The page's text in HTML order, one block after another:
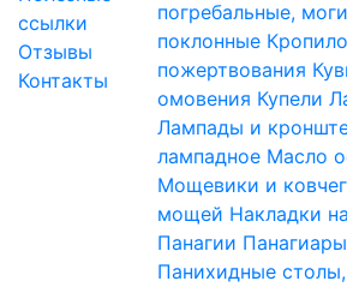
ссылки
Отзывы
Контакты
погребальные,
поклонные Кропило
пожертвования
омовения Купели
Лампады и
лампадное Масло
Мощевики и
мощей Накладки
Панагии Панагиары
Панихидные